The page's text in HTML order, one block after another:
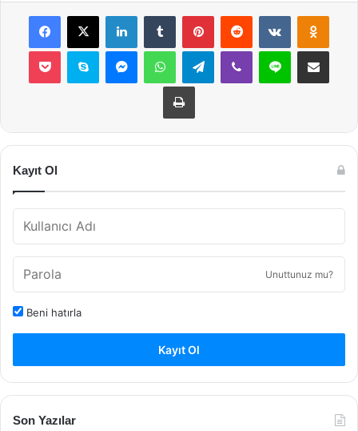
Facebook
X LinkedInTumblr PinterestReddit VKontakte
Pocket Skype MessengerWhatsAppTelegramViber Line E-Posta ile
Yazdır
Kayıt Ol
Unuttunuz mu?
Beni hatırla
Kayıt Ol
Son Yazılar